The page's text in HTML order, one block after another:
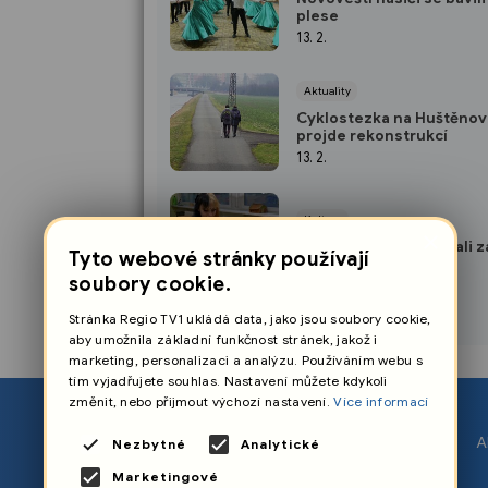
plese
13. 2.
Aktuality
Cyklostezka na
projde rekonstrukcí
13. 2.
Kultura
Předškoláci absolvovali
12. 2.
O nás
Nastavení cookies
Tyto webové stránky používají
soubory cookie.
Stránka Regio TV1 ukládá data, jako jsou soubory cookie,
aby umožnila základní funkčnost stránek, jakož i
marketing, personalizaci a analýzu. Používáním webu s
tím vyjadřujete souhlas. Nastavení můžete kdykoli
změnit, nebo přijmout výchozí nastavení.Více informací
Nezbytné
Analytické
Marketingové